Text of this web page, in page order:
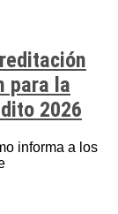
para la
2026
informa a los